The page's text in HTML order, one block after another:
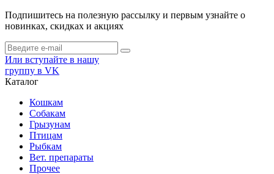
Подпишитесь на полезную рассылку и первым узнайте о
новинках, скидках и акциях
Или вступайте в нашу
группу в VK
Каталог
Кошкам
Собакам
Грызунам
Птицам
Рыбкам
Вет. препараты
Прочее